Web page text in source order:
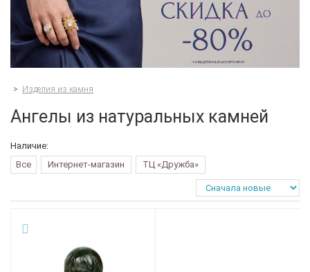
> Изделия из камня
Ангелы из натуральных камней
Наличие:
Все
Интернет-магазин ТЦ «Дружба»